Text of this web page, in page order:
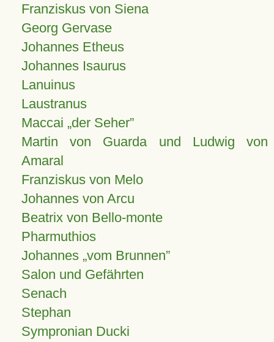
Franziskus von Siena
Georg Gervase
Johannes Etheus
Johannes Isaurus
Lanuinus
Laustranus
Maccai „der Seher”
Martin von Guarda und Ludwig von
Amaral
Franziskus von Melo
Johannes von Arcu
Beatrix von Bello-monte
Pharmuthios
Johannes vom Brunnen
Salon und Gefährten
Senach
Stephan
Sympronian Ducki